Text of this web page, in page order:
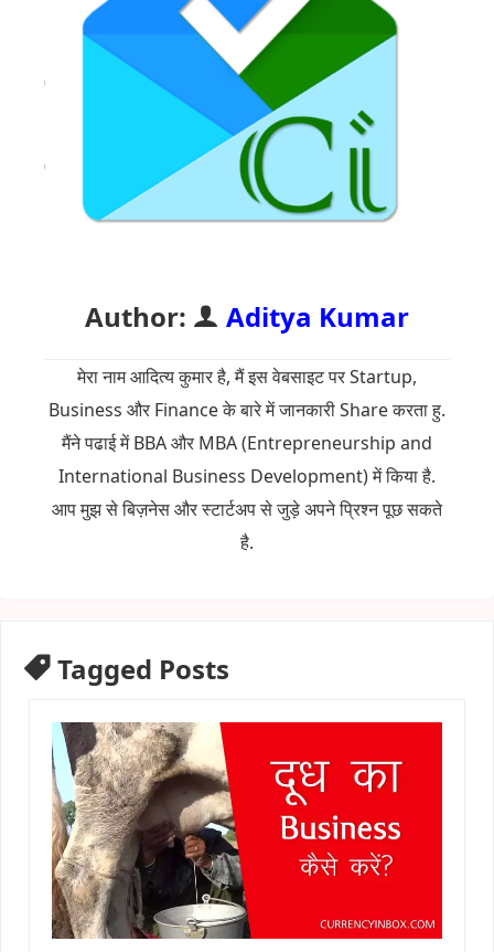
Author: Aditya Kumar
मेरा नाम आदित्य कुमार है, मैं इस वेबसाइट पर Startup,
Business और Finance के बारे में जानकारी Share करता हु.
मैंने पढाई में BBA और MBA (Entrepreneurship and
International Business Development) में किया है.
आप मुझ से बिज़नेस और स्टार्टअप से जुड़े अपने प्रिश्न पूछ सकते
है.
Tagged Posts